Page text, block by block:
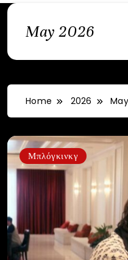
May 2026
Home 2026 May
Μπλόγκινκγ